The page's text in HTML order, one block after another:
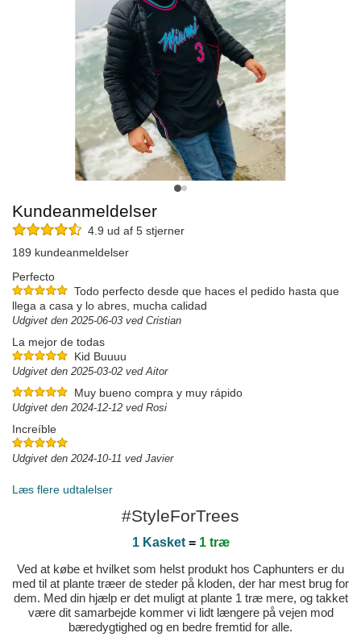
Kundeanmeldelser
4.9 ud af 5 stjerner
189 kundeanmeldelser
Perfecto
Todo perfecto desde que haces el pedido hasta que
llega a casa y lo abres, mucha calidad
Udgivet den 2025-06-03 ved Cristian
La mejor de todas
Kid Buuuu
Udgivet den 2025-03-02 ved Aitor
Muy bueno compra y muy rápido
Udgivet den 2024-12-12 ved Rosi
Increíble
Udgivet den 2024-10-11 ved Javier
Læs flere udtalelser
#StyleForTrees
1 Kasket= 1 træ
Ved at købe et hvilket som helst produkt hos Caphunters er du
med til at plante træer de steder på kloden, der har mest brug for
dem. Med din hjælp er det muligt at plante 1 træ mere, og takket
være dit samarbejde kommer vi lidt længere på vejen mod
bæredygtighed og en bedre fremtid for alle.